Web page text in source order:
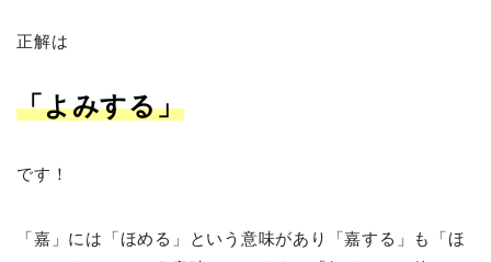
正解は
「よみする」
です！
「嘉」には「ほめる」という意味があり「嘉する」も「ほ